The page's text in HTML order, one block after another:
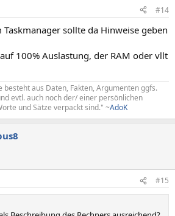
#14
sollte da Hinweise geben
100% Auslastung, der RAM oder vllt
besteht aus Daten, Fakten, Argumenten ggfs.
evtl. auch noch der/ einer persönlichen
und Sätze verpackt sind." ~AdoK
#15